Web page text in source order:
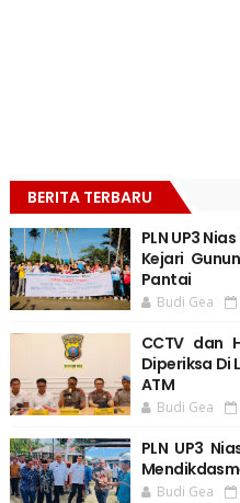
BERITA TERBARU
PLN UP3
Kejari
Pantai
Budi Gea
CCTV dan
Diperiksa Di
ATM
Budi Gea
PLN UP3
Budi Gea